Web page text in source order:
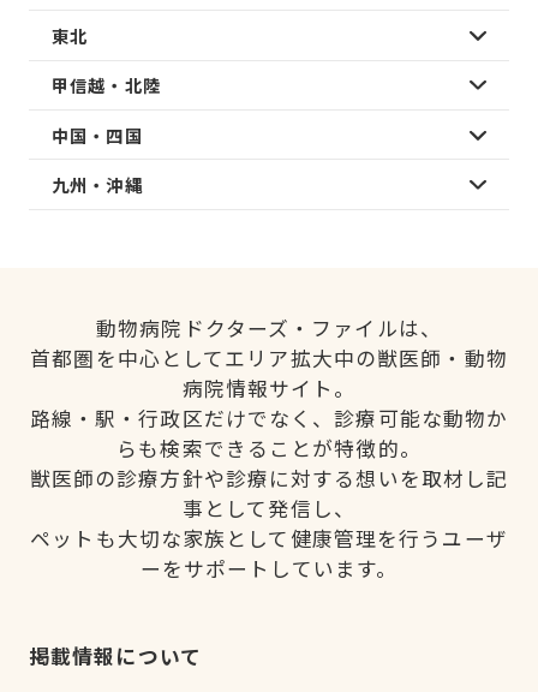
東北
甲信越・北陸
中国・四国
九州・沖縄
動物病院ドクターズ・ファイルは、
首都圏を中心としてエリア拡大中の獣医師・動物
病院情報サイト。
路線・駅・行政区だけでなく、診療可能な動物か
らも検索できることが特徴的。
獣医師の診療方針や診療に対する想いを取材し記
事として発信し、
ペットも大切な家族として健康管理を行うユーザ
ーをサポートしています。
掲載情報について